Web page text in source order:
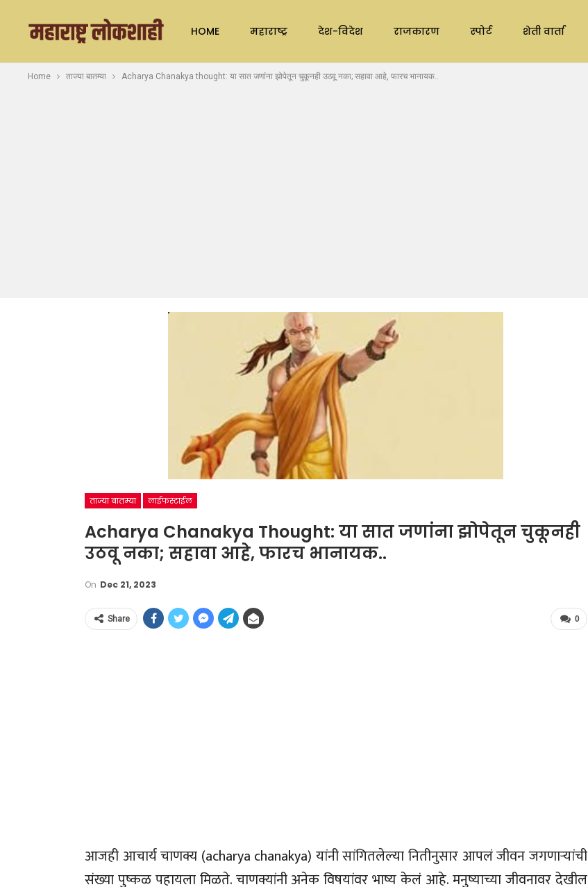
HOME महाराष्ट्र देश-विदेश राजकारण स्पोर्ट शेती वार्ता
Home ताज्या बातम्या Acharya Chanakya thought: या सात जणांना झोपेतून चुकूनही उठवू नका; सहावा आहे, फारच भानायक..
ताज्या बातम्या लाईफस्टाईल
Acharya Chanakya Thought: या सात जणांना झोपेतून चुकूनही
उठवू नका; सहावा आहे, फारच भानायक..
On Dec 21, 2023
0
Share
आजही आचार्य चाणक्य (acharya chanakya) यांनी सांगितलेल्या नितीनुसार आपलं जीवन जगणाऱ्यांची
संख्या पुष्कळ पहायला मिळते. चाणक्यांनी अनेक विषयांवर भाष्य केलं आहे. मनुष्याच्या जीवनावर देखील